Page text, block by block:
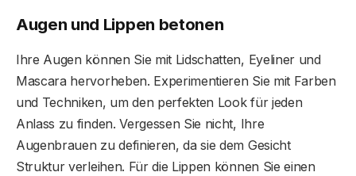
Augen und Lippen betonen
Ihre Augen können Sie mit Lidschatten, Eyeliner und
Mascara hervorheben. Experimentieren Sie mit Farben
und Techniken, um den perfekten Look für jeden
Anlass zu finden. Vergessen Sie nicht, Ihre
Augenbrauen zu definieren, da sie dem Gesicht
Struktur verleihen. Für die Lippen können Sie einen